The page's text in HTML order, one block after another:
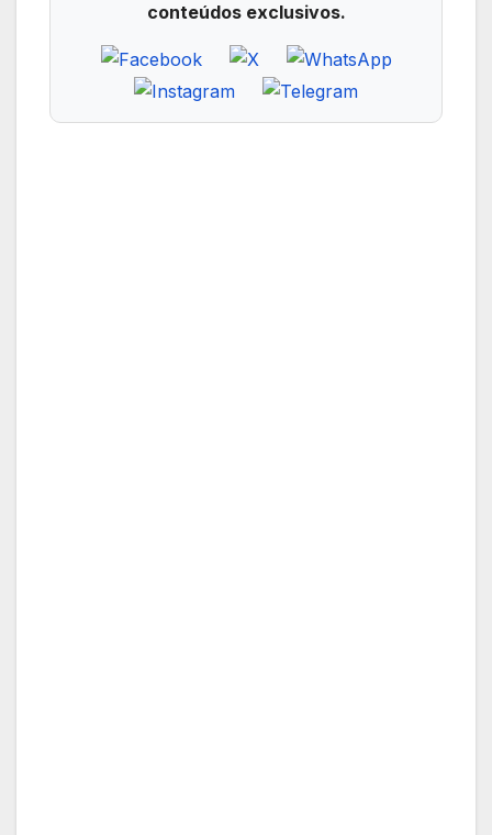
conteúdos exclusivos.